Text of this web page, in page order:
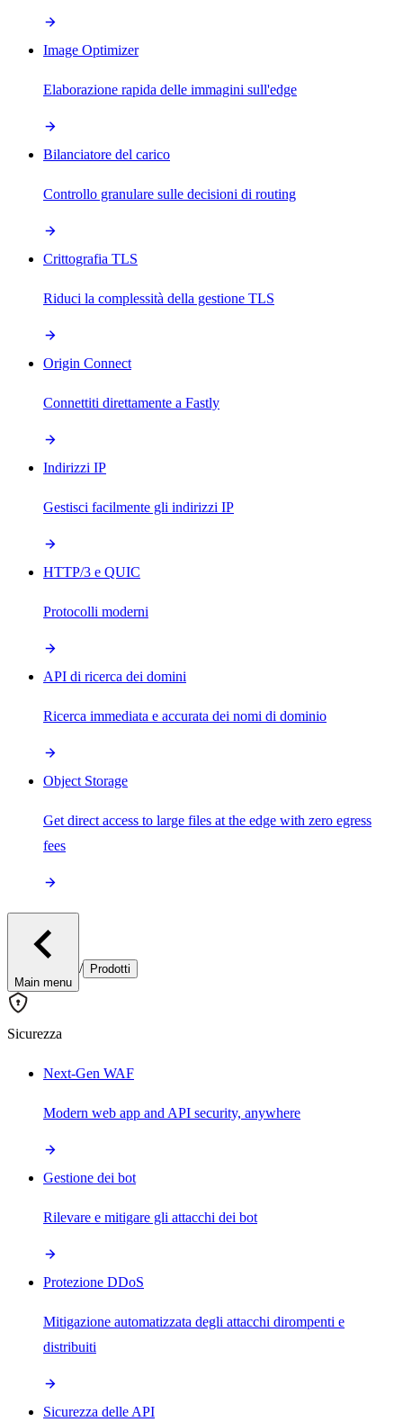
Image Optimizer
Elaborazione rapida delle immagini sull'edge
Bilanciatore del carico
Controllo granulare sulle decisioni di routing
Crittografia TLS
Riduci la complessità della gestione TLS
Origin Connect
Connettiti direttamente a Fastly
Indirizzi IP
Gestisci facilmente gli indirizzi IP
HTTP/3 e QUIC
Protocolli moderni
API di ricerca dei domini
Ricerca immediata e accurata dei nomi di dominio
Object Storage
Get direct access to large files at the edge with zero egress
fees
Main menu
/ Prodotti
Sicurezza
Next-Gen WAF
Modern web app and API security, anywhere
Gestione dei bot
Rilevare e mitigare gli attacchi dei bot
Protezione DDoS
Mitigazione automatizzata degli attacchi dirompenti e
distribuiti
Sicurezza delle API